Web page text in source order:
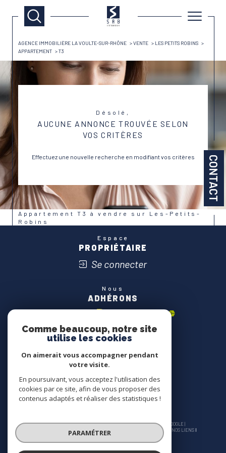
CONTACT
AGENCE IMMOBILIÈRE LA VOULTE-SUR-RHÔNE VENTE
LES PETITS ROBINS
APPARTEMENT
T3
Désolé,
AUCUNE ANNONCE TROUVÉE SELON
VOS CRITÈRES
Effectuez une nouvelle recherche en modifiant vos critères
Appartement T3 à vendre sur Les-Petits-
Robins
Espace
PROPRIÉTAIRE
Se connecter
Nous
ADHÉRONS
© 2026 | TOUS DROITS RÉSERVÉS | TRADUCTION POWERED BY GOOGLE |
PLAN DU SITE MENTIONS LÉGALES ADMIN
NOS LIENS
POLITIQUE RGPD
Comme beaucoup, notre site
utilise les cookies
On aimerait vous accompagner pendant
votre visite.
En poursuivant, vous acceptez l'utilisation des
cookies par ce site, afin de vous proposer des
contenus adaptés et réaliser des statistiques !
PARAMÉTRER